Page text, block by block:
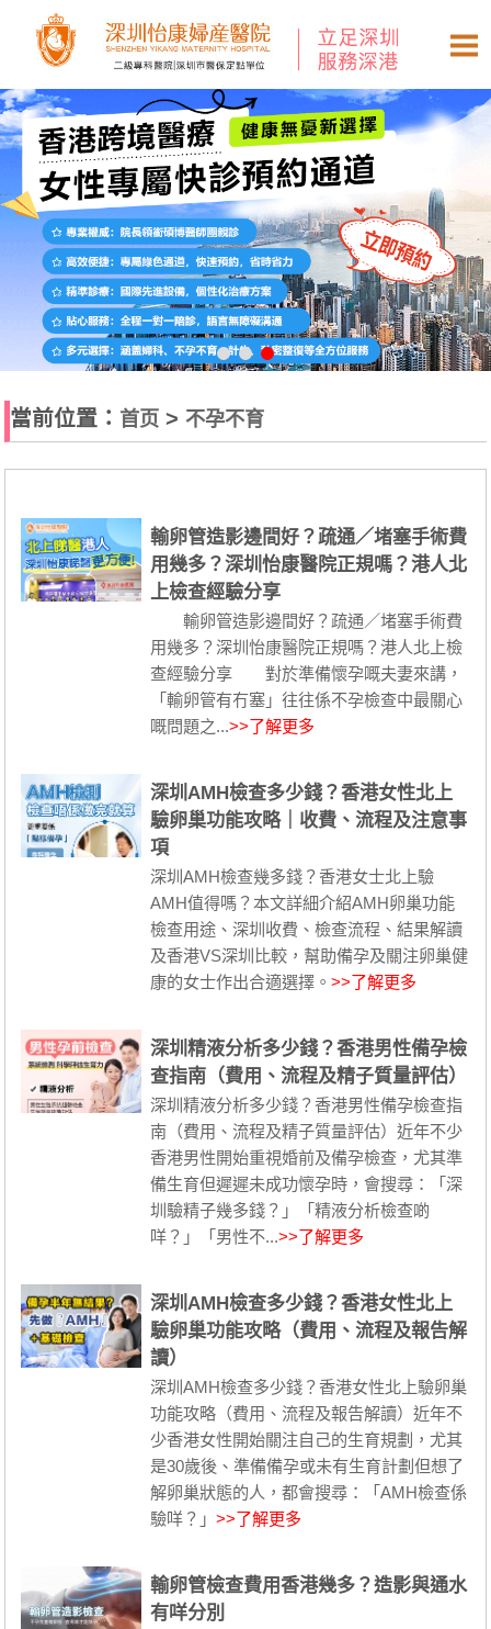
當前位置： 首页 > 不孕不育
輸卵管造影邊間好？疏通／堵塞手術費
用幾多？深圳怡康醫院正規嗎？港人北
上檢查經驗分享
輸卵管造影邊間好？疏通／堵塞手術費
用幾多？深圳怡康醫院正規嗎？港人北上檢
查經驗分享 對於準備懷孕嘅夫妻來講，
「輸卵管有冇塞」往往係不孕檢查中最關心
嘅問題之...>>了解更多
深圳AMH檢查多少錢？香港女性北上
驗卵巢功能攻略｜收費、流程及注意事
項
深圳AMH檢查幾多錢？香港女士北上驗
AMH值得嗎？本文詳細介紹AMH卵巢功能
檢查用途、深圳收費、檢查流程、結果解讀
及香港VS深圳比較，幫助備孕及關注卵巢健
康的女士作出合適選擇。>>了解更多
深圳精液分析多少錢？香港男性備孕檢
查指南（費用、流程及精子質量評估）
深圳精液分析多少錢？香港男性備孕檢查指
南（費用、流程及精子質量評估）近年不少
香港男性開始重視婚前及備孕檢查，尤其準
備生育但遲遲未成功懷孕時，會搜尋：「深
圳驗精子幾多錢？」「精液分析檢查啲
咩？」「男性不...>>了解更多
深圳AMH檢查多少錢？香港女性北上
驗卵巢功能攻略（費用、流程及報告解
讀）
深圳AMH檢查多少錢？香港女性北上驗卵巢
功能攻略（費用、流程及報告解讀）近年不
少香港女性開始關注自己的生育規劃，尤其
是30歲後、準備備孕或未有生育計劃但想了
解卵巢狀態的人，都會搜尋：「AMH檢查係
驗咩？」>>了解更多
輸卵管檢查費用香港幾多？造影與通水
有咩分別